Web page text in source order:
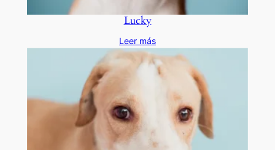
Lucky
Leer más